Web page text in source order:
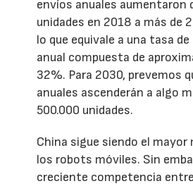
envíos anuales aumentaron
unidades en 2018 a más de
lo que equivale a una tasa
anual compuesta de
32%. Para 2030, prevemos
anuales ascenderán a algo
500.000 unidades.
China sigue siendo el mayor
los robots móviles. Sin
creciente competencia